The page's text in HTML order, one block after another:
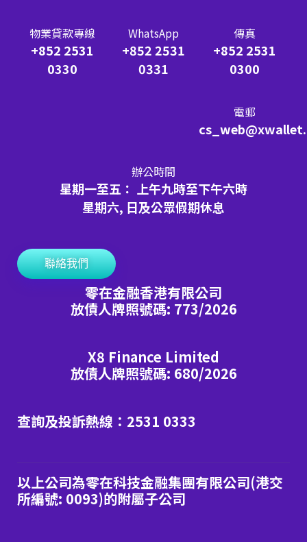
物業貸款專線
+852 2531
0330
WhatsApp
+852 2531
0331
傳真
+852 2531
0300
電郵
辦公時間
星期一至五： 上午九時至下午六時
星期六, 日及公眾假期休息
聯絡我們
零在金融香港有限公司
放債人牌照號碼: 773/2026
X8 Finance Limited
放債人牌照號碼: 680/2026
查詢及投訴熱線：2531 0333
以上公司為零在科技金融集團有限公司(港交
所編號: 0093)的附屬子公司